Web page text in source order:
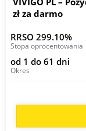
zł za darmo
RRSO 299.10%
Stopa oprocentowania
od 1 do 61 dni
Okres